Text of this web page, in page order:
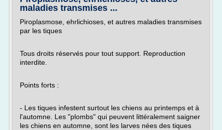
maladies transmises ...
Piroplasmose, ehrlichioses, et autres maladies transmises
par les tiques
Tous droits réservés pour tout support. Reproduction
interdite.
Points forts :
- Les tiques infestent surtout les chiens au printemps et à
l'automne. Les "plombs" qui peuvent littéralement saigner
les chiens en automne, sont les larves nées des tiques